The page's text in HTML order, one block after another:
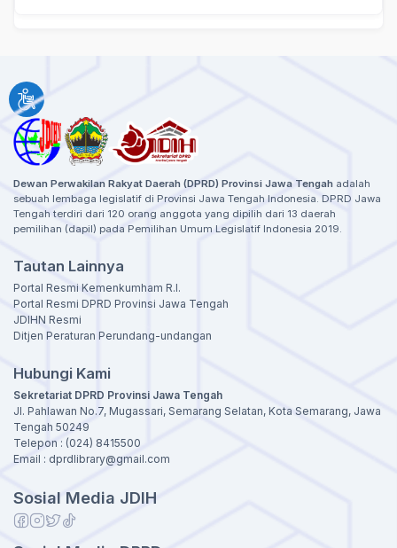
Dewan Perwakilan Rakyat Daerah (DPRD) Provinsi Jawa Tengah adalah
sebuah lembaga legislatif di Provinsi Jawa Tengah Indonesia. DPRD Jawa
Tengah terdiri dari 120 orang anggota yang dipilih dari 13 daerah
pemilihan (dapil) pada Pemilihan Umum Legislatif Indonesia 2019.
Tautan Lainnya
Portal Resmi Kemenkumham R.I.
Portal Resmi DPRD Provinsi Jawa Tengah
JDIHN Resmi
Ditjen Peraturan Perundang-undangan
Hubungi Kami
Sekretariat DPRD Provinsi Jawa Tengah
Jl. Pahlawan No.7, Mugassari, Semarang Selatan, Kota Semarang, Jawa
Tengah 50249
Telepon : (024) 8415500
Email : dprdlibrary@gmail.com
Sosial Media JDIH